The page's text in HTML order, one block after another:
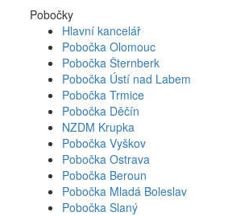
Pobočky
Hlavní kancelář
Pobočka Olomouc
Pobočka Šternberk
Pobočka Ústí nad Labem
Pobočka Trmice
Pobočka Děčín
NZDM Krupka
Pobočka Vyškov
Pobočka Ostrava
Pobočka Beroun
Pobočka Mladá Boleslav
Pobočka Slaný